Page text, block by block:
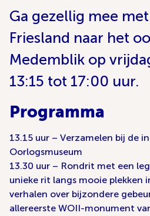
Ga gezellig mee
Friesland naar het
Medemblik op
13:15 tot 17:00 uur.
Programma
13.15 uur – Verzamelen bij de
Oorlogsmuseum
13.30 uur – Rondrit met een
unieke rit langs mooie plekken
verhalen over bijzondere
allereerste WOII-monument